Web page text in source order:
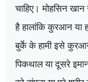
चाहिए। मोहसिन
है हालांकि कुरआन या
बुर्के के हामी इसे
पिकथाल या दूसरे